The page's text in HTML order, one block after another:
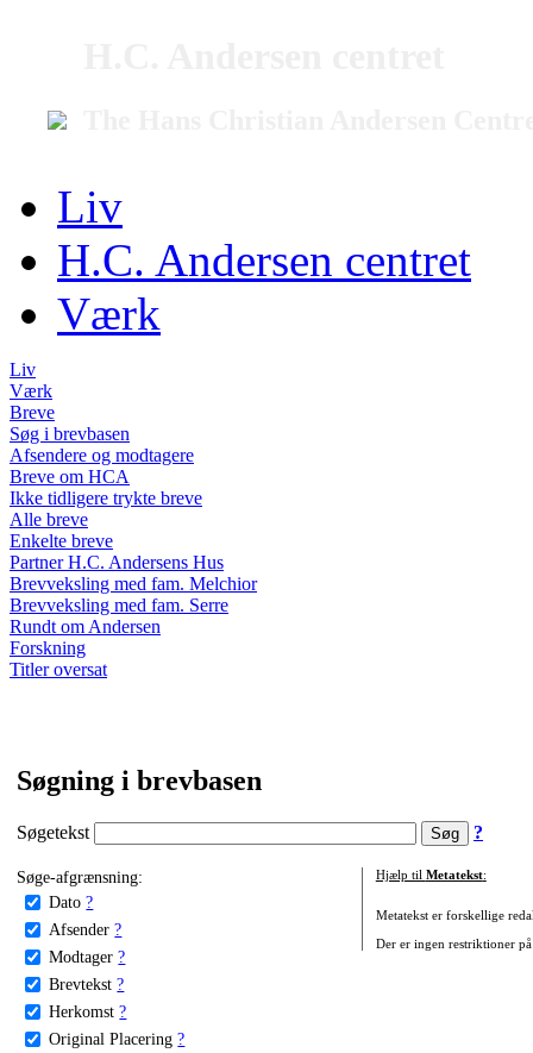
Liv
H.C. Andersen centret
Værk
Liv
Værk
Breve
Søg i brevbasen
Afsendere og modtagere
Breve om HCA
Ikke tidligere trykte breve
Alle breve
Enkelte breve
Partner H.C. Andersens Hus
Brevveksling med fam. Melchior
Brevveksling med fam. Serre
Rundt om Andersen
Forskning
Titler oversat
Søgning i brevbasen
Søgetekst ?
Søge-afgrænsning:
Dato ?
Afsender ?
Modtager ?
Brevtekst ?
Herkomst ?
Original Placering ?
Hjælp til Metatekst:
Metatekst er forskellige
Der er ingen restriktioner